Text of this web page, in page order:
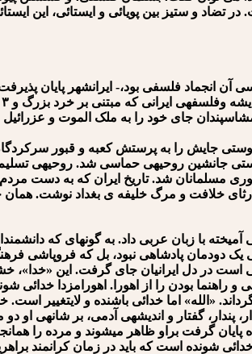
و ستیز بین پویائی و ایستائی، این
انجماد فلسفی بود،- ایرانشهر پایان
جای خود را به ملک الموت و عزرائیل
جایش را به پرستش کعبه و قبور
جانشین روحیه⁯ی حماسی شد. روحیه⁯ی
مسلمانان شد. تاریخ ایران که به دست
خلافت و مرگ خلیفه ی بغداد نوشت. همان
با زبان عربی داد. به گونه⁯ای که
دودمان پادشاهی نبود، بل که فروپاشی
است در دل ایرانیان جای گرفت. این
بودن را از اهورا. اهورامزدا خدائی
«الله» اما خدائی باشنده و لایتغییر
گفتار و اندیشه⁯ی آدمی، بر شانه⁯ی او
گرفت براو ظاهر می⁯شوند و مرده را
شونده است که باید در زمان کرانمند